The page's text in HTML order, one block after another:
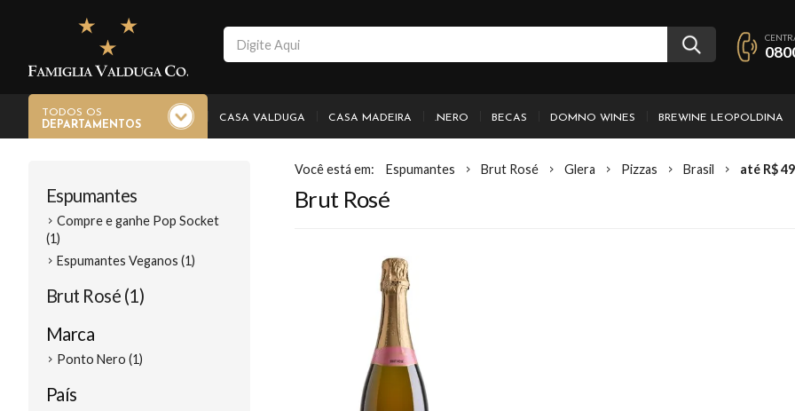
TODOS OS
DEPARTAMENTOS
CASA VALDUGA CASA MADEIRA .NERO BECAS DOMNO WINES BREWINE LEOPOLDINA
Espumantes
Compre e ganhe Pop Socket
(1)
Espumantes Veganos (1)
Brut Rosé (1)
Marca
Ponto Nero (1)
País
Espumantes Brut Rosé Glera Pizzas Brasil até R$ 49
Brut Rosé